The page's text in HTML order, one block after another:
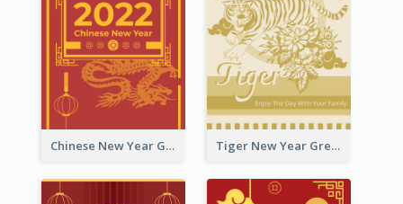
Chinese New Year Greeting Card With Graphic Decorations Tiger New Year Greeting Card With Decorations